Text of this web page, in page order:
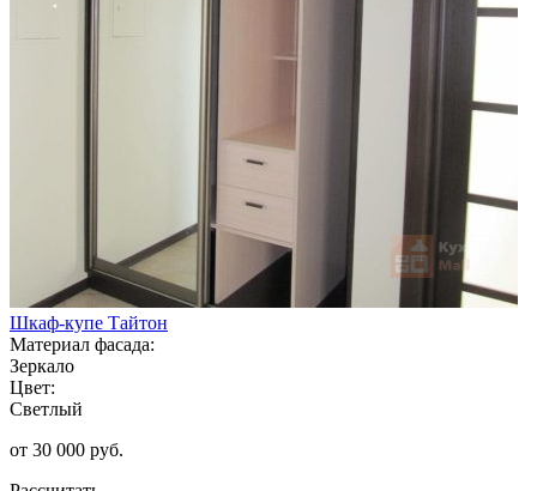
Шкаф-купе Тайтон
Материал фасада:
Зеркало
Цвет:
Светлый
от 30 000 руб.